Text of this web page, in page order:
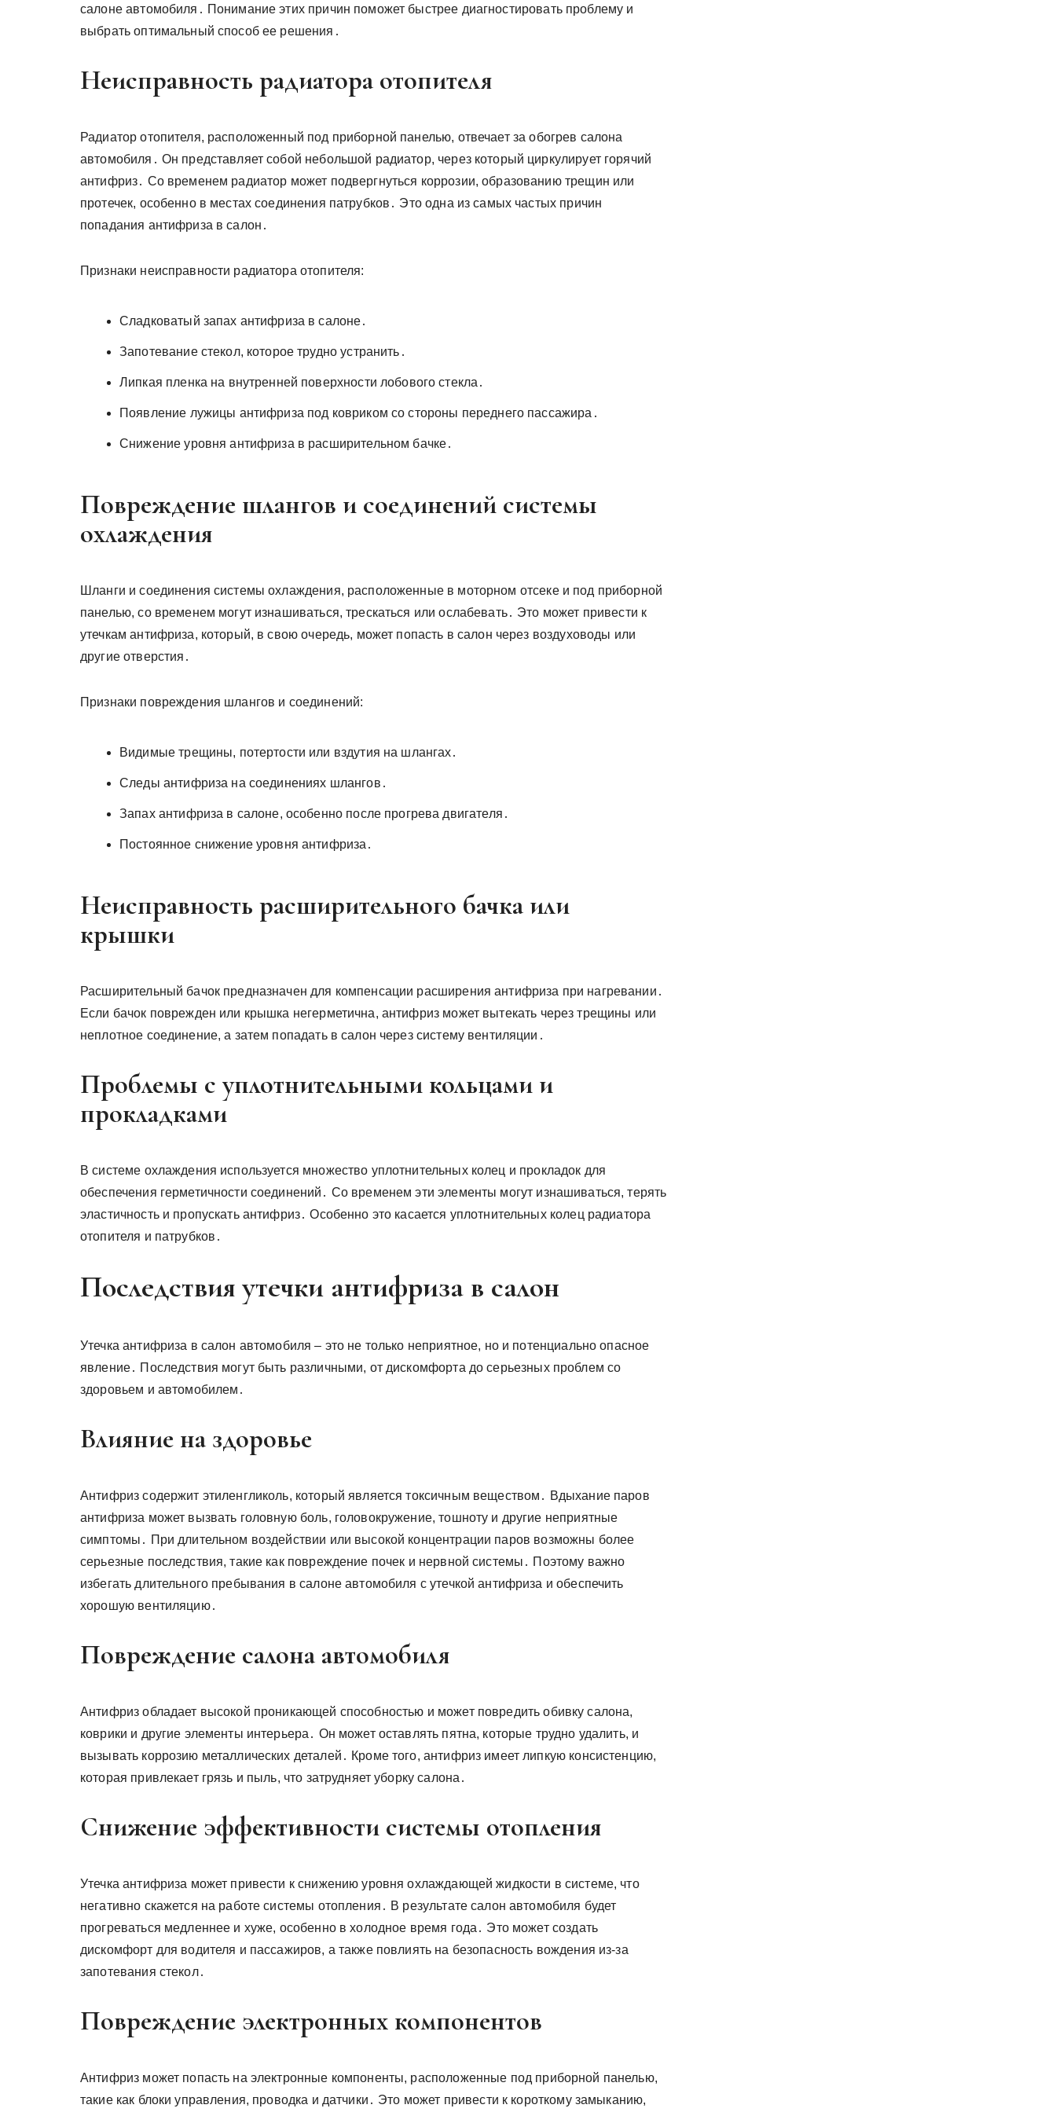
салоне автомобиля․ Понимание этих причин поможет быстрее диагностировать проблему и
выбрать оптимальный способ ее решения․
Неисправность радиатора отопителя
Радиатор отопителя, расположенный под приборной панелью, отвечает за обогрев салона
автомобиля․ Он представляет собой небольшой радиатор, через который циркулирует горячий
антифриз․ Со временем радиатор может подвергнуться коррозии, образованию трещин или
протечек, особенно в местах соединения патрубков․ Это одна из самых частых причин
попадания антифриза в салон․
Признаки неисправности радиатора отопителя:
Сладковатый запах антифриза в салоне․
Запотевание стекол, которое трудно устранить․
Липкая пленка на внутренней поверхности лобового стекла․
Появление лужицы антифриза под ковриком со стороны переднего пассажира․
Снижение уровня антифриза в расширительном бачке․
Повреждение шлангов и соединений системы
охлаждения
Шланги и соединения системы охлаждения, расположенные в моторном отсеке и под приборной
панелью, со временем могут изнашиваться, трескаться или ослабевать․ Это может привести к
утечкам антифриза, который, в свою очередь, может попасть в салон через воздуховоды или
другие отверстия․
Признаки повреждения шлангов и соединений:
Видимые трещины, потертости или вздутия на шлангах․
Следы антифриза на соединениях шлангов․
Запах антифриза в салоне, особенно после прогрева двигателя․
Постоянное снижение уровня антифриза․
Неисправность расширительного бачка или
крышки
Расширительный бачок предназначен для компенсации расширения антифриза при нагревании․
Если бачок поврежден или крышка негерметична, антифриз может вытекать через трещины или
неплотное соединение, а затем попадать в салон через систему вентиляции․
Проблемы с уплотнительными кольцами и
прокладками
В системе охлаждения используется множество уплотнительных колец и прокладок для
обеспечения герметичности соединений․ Со временем эти элементы могут изнашиваться, терять
эластичность и пропускать антифриз․ Особенно это касается уплотнительных колец радиатора
отопителя и патрубков․
Последствия утечки антифриза в салон
Утечка антифриза в салон автомобиля – это не только неприятное, но и потенциально опасное
явление․ Последствия могут быть различными, от дискомфорта до серьезных проблем со
здоровьем и автомобилем․
Влияние на здоровье
Антифриз содержит этиленгликоль, который является токсичным веществом․ Вдыхание паров
антифриза может вызвать головную боль, головокружение, тошноту и другие неприятные
симптомы․ При длительном воздействии или высокой концентрации паров возможны более
серьезные последствия, такие как повреждение почек и нервной системы․ Поэтому важно
избегать длительного пребывания в салоне автомобиля с утечкой антифриза и обеспечить
хорошую вентиляцию․
Повреждение салона автомобиля
Антифриз обладает высокой проникающей способностью и может повредить обивку салона,
коврики и другие элементы интерьера․ Он может оставлять пятна, которые трудно удалить, и
вызывать коррозию металлических деталей․ Кроме того, антифриз имеет липкую консистенцию,
которая привлекает грязь и пыль, что затрудняет уборку салона․
Снижение эффективности системы отопления
Утечка антифриза может привести к снижению уровня охлаждающей жидкости в системе, что
негативно скажется на работе системы отопления․ В результате салон автомобиля будет
прогреваться медленнее и хуже, особенно в холодное время года․ Это может создать
дискомфорт для водителя и пассажиров, а также повлиять на безопасность вождения из-за
запотевания стекол․
Повреждение электронных компонентов
Антифриз может попасть на электронные компоненты, расположенные под приборной панелью,
такие как блоки управления, проводка и датчики․ Это может привести к короткому замыканию,